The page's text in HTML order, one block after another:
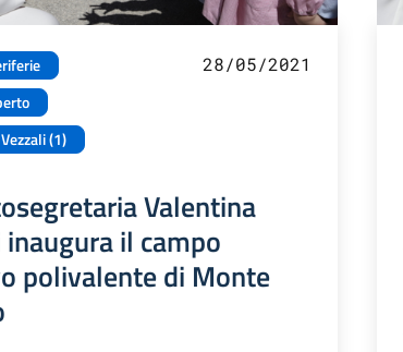
(1)
28/05/2021
Valentina
inaugura il campo
polivalente di Monte